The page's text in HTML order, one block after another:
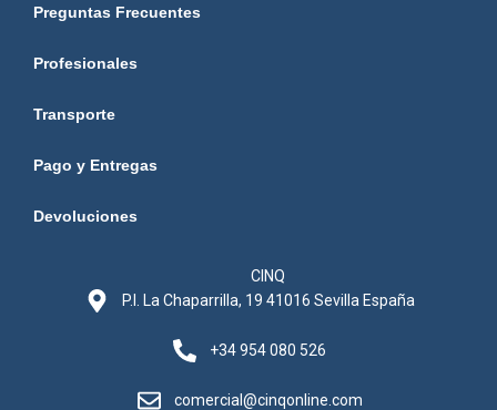
Preguntas Frecuentes
Profesionales
Transporte
Pago y Entregas
Devoluciones
CINQ
P.I. La Chaparrilla, 19 41016 Sevilla España
+34 954 080 526
comercial@cinqonline.com